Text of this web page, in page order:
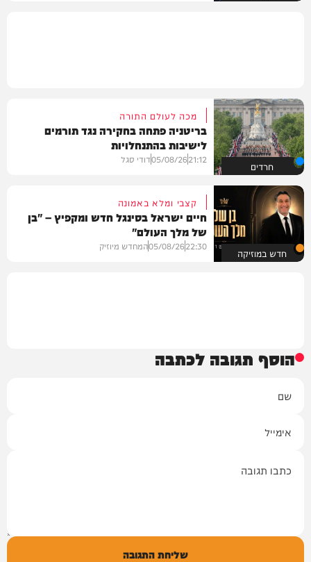
חרדים
מכה לעולם התורה
בריטניה פתחה בחקירה נגד תורמים
לישיבות בהתנחלויות
21:12
05/08/26דודי סגל
חדש במוזיקה
קצבי ומלא באמונה
חיים ישראל בסינגל חדש ומקפיץ – "בן
של מלך העולם"
22:30
05/08/26המחדש מיוזיק
הוסף תגובה לכתבה
שליחת התגובה